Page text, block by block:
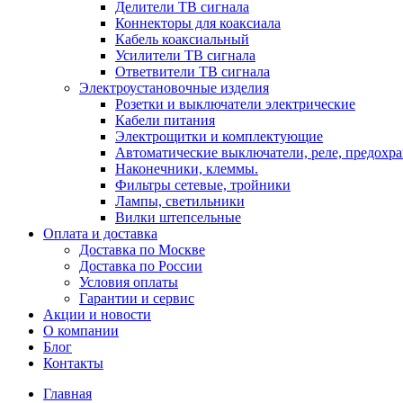
Делители ТВ сигнала
Коннекторы для коаксиала
Кабель коаксиальный
Усилители ТВ сигнала
Ответвители ТВ сигнала
Электроустановочные изделия
Розетки и выключатели электрические
Кабели питания
Электрощитки и комплектующие
Автоматические выключатели, реле,
Наконечники, клеммы.
Фильтры сетевые, тройники
Лампы, светильники
Вилки штепсельные
Оплата и доставка
Доставка по Москве
Доставка по России
Условия оплаты
Гарантии и сервис
Акции и новости
О компании
Блог
Контакты
Главная